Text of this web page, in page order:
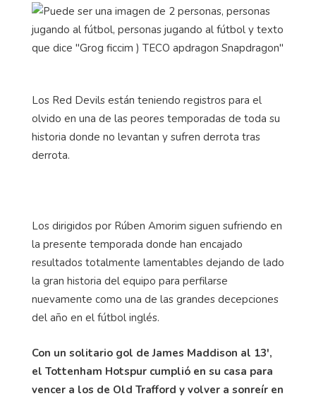
Los Red Devils están teniendo registros para el
olvido en una de las peores temporadas de toda su
historia donde no levantan y sufren derrota tras
derrota.
Los dirigidos por Rúben Amorim siguen sufriendo en
la presente temporada donde han encajado
resultados totalmente lamentables dejando de lado
la gran historia del equipo para perfilarse
nuevamente como una de las grandes decepciones
del año en el fútbol inglés.
Con un solitario gol de James Maddison al 13',
el Tottenham Hotspur cumplió en su casa para
vencer a los de Old Trafford y volver a sonreír en